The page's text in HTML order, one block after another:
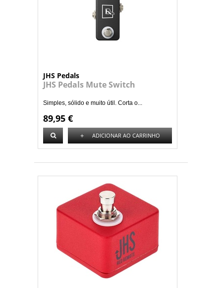
JHS Pedals
JHS Pedals Mute Switch
Simples, sólido e muito útil. Corta o...
89,95 €
+ ADICIONAR AO CARRINHO